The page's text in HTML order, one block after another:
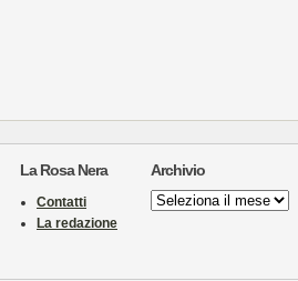
La Rosa Nera
Contatti
La redazione
Archivio
Archivio